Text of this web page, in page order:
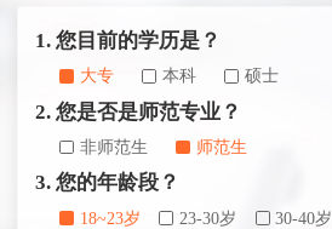
1. 您目前的学历是？
大专 本科 硕士
2. 您是否是师范专业？
非师范生 师范生
3. 您的年龄段？
18~23岁 23-30岁 30-40岁